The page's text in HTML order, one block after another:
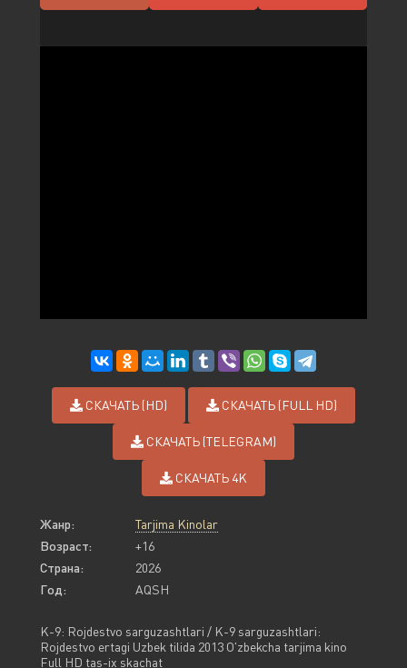
СКАЧАТЬ (HD) СКАЧАТЬ (FULL HD)
СКАЧАТЬ (TELEGRAM)
СКАЧАТЬ 4K
Жанр:
Tarjima Kinolar
Возраст:
+16
Страна:
2026
Год:
AQSH
K-9: Rojdestvo sarguzashtlari / K-9 sarguzashtlari:
Rojdestvo ertagi Uzbek tilida 2013 O'zbekcha tarjima kino
Full HD tas-ix skachat